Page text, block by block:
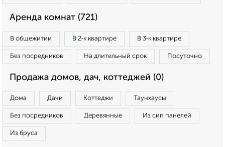
Аренда комнат (721)
В общежитии В 2‑к квартире В 3‑к квартире
Без посредников На длительный срок Посуточно
Продажа домов, дач, коттеджей (0)
Дома Дачи Коттеджи Таунхаусы
Без посредников Деревянные Из сип панелей
Из бруса